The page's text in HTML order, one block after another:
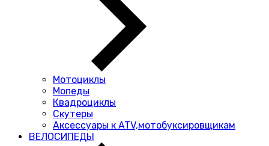
Мотоциклы
Мопеды
Квадроциклы
Скутеры
Аксессуары к ATV,мотобуксировщикам
ВЕЛОСИПЕДЫ